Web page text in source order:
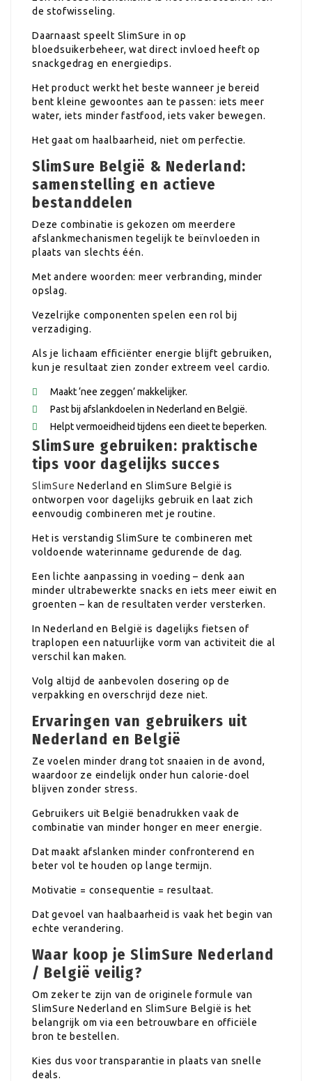
de stofwisseling.
Daarnaast speelt SlimSure in op
bloedsuikerbeheer, wat direct invloed heeft op
snackgedrag en energiedips.
Het product werkt het beste wanneer je bereid
bent kleine gewoontes aan te passen: iets meer
water, iets minder fastfood, iets vaker bewegen.
Het gaat om haalbaarheid, niet om perfectie.
SlimSure België & Nederland:
samenstelling en actieve
bestanddelen
Deze combinatie is gekozen om meerdere
afslankmechanismen tegelijk te beïnvloeden in
plaats van slechts één.
Met andere woorden: meer verbranding, minder
opslag.
Vezelrijke componenten spelen een rol bij
verzadiging.
Als je lichaam efficiënter energie blijft gebruiken,
kun je resultaat zien zonder extreem veel cardio.
Maakt ‘nee zeggen’ makkelijker.
Past bij afslankdoelen in Nederland en België.
Helpt vermoeidheid tijdens een dieet te beperken.
SlimSure gebruiken: praktische
tips voor dagelijks succes
SlimSure Nederland en SlimSure België is
ontworpen voor dagelijks gebruik en laat zich
eenvoudig combineren met je routine.
Het is verstandig SlimSure te combineren met
voldoende waterinname gedurende de dag.
Een lichte aanpassing in voeding – denk aan
minder ultrabewerkte snacks en iets meer eiwit en
groenten – kan de resultaten verder versterken.
In Nederland en België is dagelijks fietsen of
traplopen een natuurlijke vorm van activiteit die al
verschil kan maken.
Volg altijd de aanbevolen dosering op de
verpakking en overschrijd deze niet.
Ervaringen van gebruikers uit
Nederland en België
Ze voelen minder drang tot snaaien in de avond,
waardoor ze eindelijk onder hun calorie-doel
blijven zonder stress.
Gebruikers uit België benadrukken vaak de
combinatie van minder honger en meer energie.
Dat maakt afslanken minder confronterend en
beter vol te houden op lange termijn.
Motivatie = consequentie = resultaat.
Dat gevoel van haalbaarheid is vaak het begin van
echte verandering.
Waar koop je SlimSure Nederland
/ België veilig?
Om zeker te zijn van de originele formule van
SlimSure Nederland en SlimSure België is het
belangrijk om via een betrouwbare en officiële
bron te bestellen.
Kies dus voor transparantie in plaats van snelle
deals.